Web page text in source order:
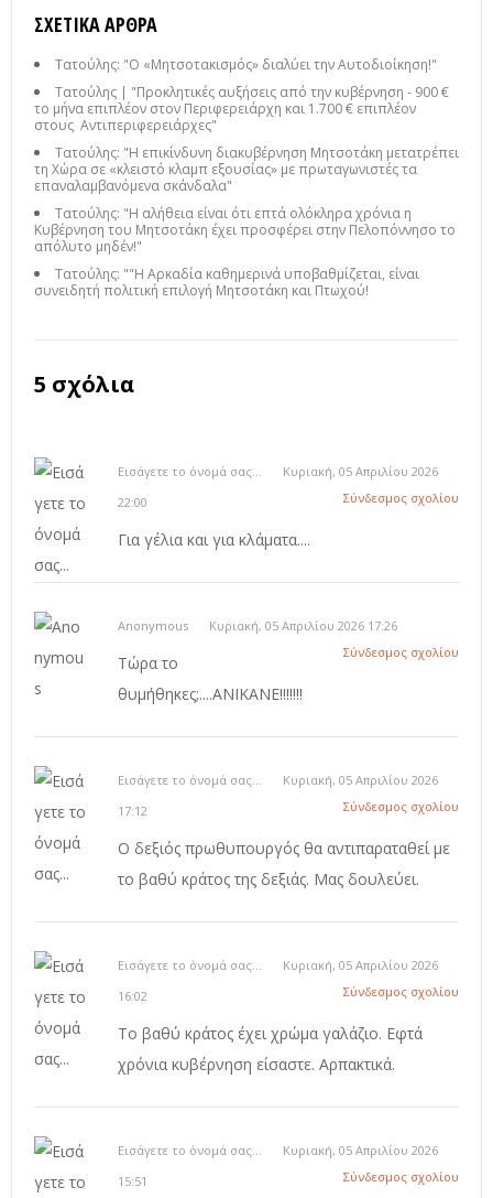
ΣΧΕΤΙΚΆ ΆΡΘΡΑ
Τατούλης: "Ο «Μητσοτακισμός» διαλύει την Αυτοδιοίκηση!"
Τατούλης | "Προκλητικές αυξήσεις από την κυβέρνηση - 900 €
το μήνα επιπλέον στον Περιφερειάρχη και 1.700 € επιπλέον
στους Αντιπεριφερειάρχες"
Τατούλης: "Η επικίνδυνη διακυβέρνηση Μητσοτάκη μετατρέπει
τη Χώρα σε «κλειστό κλαμπ εξουσίας» με πρωταγωνιστές τα
επαναλαμβανόμενα σκάνδαλα"
Τατούλης: "Η αλήθεια είναι ότι επτά ολόκληρα χρόνια η
Κυβέρνηση του Μητσοτάκη έχει προσφέρει στην Πελοπόννησο το
απόλυτο μηδέν!"
Τατούλης: ""Η Αρκαδία καθημερινά υποβαθμίζεται, είναι
συνειδητή πολιτική επιλογή Μητσοτάκη και Πτωχού!
5 σχόλια
Εισάγετε το όνομά σας...
Κυριακή, 05 Απριλίου 2026
22:00
Σύνδεσμος σχολίου
Για γέλια και για κλάματα....
Anonymous
Κυριακή, 05 Απριλίου 2026 17:26
Σύνδεσμος σχολίου
Τώρα το
θυμήθηκες;....ΑΝΙΚΑΝΕ!!!!!!!
Εισάγετε το όνομά σας...
Κυριακή, 05 Απριλίου 2026
17:12
Σύνδεσμος σχολίου
Ο δεξιός πρωθυπουργός θα αντιπαραταθεί με
το βαθύ κράτος της δεξιάς. Μας δουλεύει.
Εισάγετε το όνομά σας...
Κυριακή, 05 Απριλίου 2026
16:02
Σύνδεσμος σχολίου
Το βαθύ κράτος έχει χρώμα γαλάζιο. Εφτά
χρόνια κυβέρνηση είσαστε. Αρπακτικά.
Εισάγετε το όνομά σας...
Κυριακή, 05 Απριλίου 2026
15:51
Σύνδεσμος σχολίου